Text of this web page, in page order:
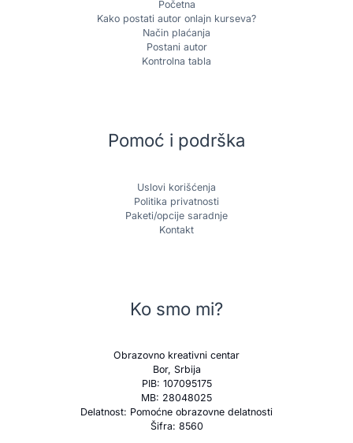
Početna
Kako postati autor onlajn kurseva?
Način plaćanja
Postani autor
Kontrolna tabla
Pomoć i podrška
Uslovi korišćenja
Politika privatnosti
Paketi/opcije saradnje
Kontakt
Ko smo mi?
Obrazovno kreativni centar
Bor, Srbija
PIB: 107095175
MB: 28048025
Delatnost: Pomoćne obrazovne delatnosti
Šifra: 8560